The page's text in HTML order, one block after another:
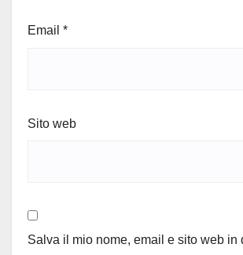
Email *
Sito web
Salva il mio nome, email e sito web in